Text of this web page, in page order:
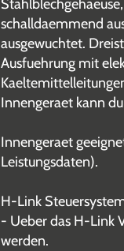
schalldaemmend
ausgewuchtet.
Ausfuehrung mit
Innengeraet kann
Innengeraet
Leistungsdaten).
H-Link
- Ueber das H-Link
werden.